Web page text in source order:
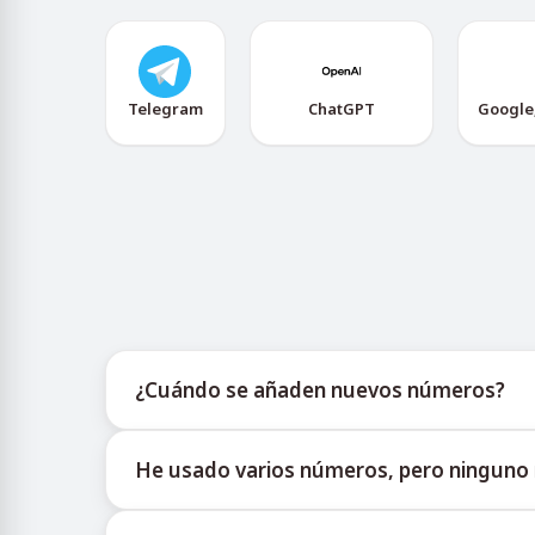
Telegram ChatGPT
¿Cuándo se añaden nuevos números?
ofrece actualizaciones oportunas para ayudar a
He usado varios números, pero